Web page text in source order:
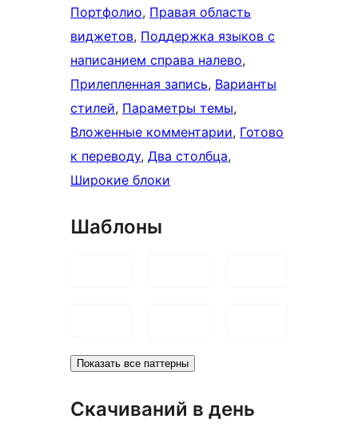
Портфолио, Правая область
виджетов, Поддержка языков с
написанием справа налево
Прилепленная запись, Варианты
стилей, Параметры темы
Вложенные комментарии, Готово
к переводу, Два столбца
Широкие блоки
Шаблоны
Показать все паттерны
Скачиваний в день